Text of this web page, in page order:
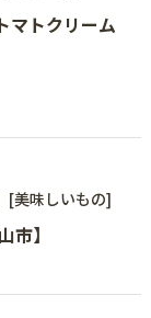
マトクリーム
[美味しいもの]
】